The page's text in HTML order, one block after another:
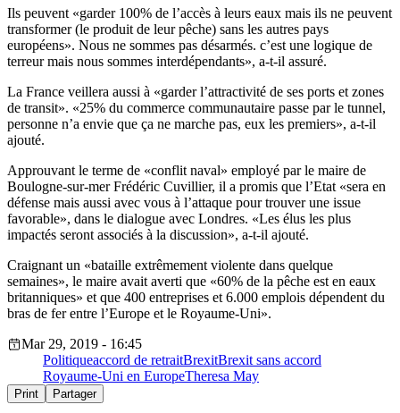
Ils peuvent «garder 100% de l’accès à leurs eaux mais ils ne peuvent
transformer (le produit de leur pêche) sans les autres pays
européens». Nous ne sommes pas désarmés. c’est une logique de
terreur mais nous sommes interdépendants», a-t-il assuré.
La France veillera aussi à «garder l’attractivité de ses ports et zones
de transit». «25% du commerce communautaire passe par le tunnel,
personne n’a envie que ça ne marche pas, eux les premiers», a-t-il
ajouté.
Approuvant le terme de «conflit naval» employé par le maire de
Boulogne-sur-mer Frédéric Cuvillier, il a promis que l’Etat «sera en
défense mais aussi avec vous à l’attaque pour trouver une issue
favorable», dans le dialogue avec Londres. «Les élus les plus
impactés seront associés à la discussion», a-t-il ajouté.
Craignant un «bataille extrêmement violente dans quelque
semaines», le maire avait averti que «60% de la pêche est en eaux
britanniques» et que 400 entreprises et 6.000 emplois dépendent du
bras de fer entre l’Europe et le Royaume-Uni».
Mar 29, 2019 - 16:45
Politiqueaccord de retraitBrexitBrexit sans accord
Royaume-Uni en EuropeTheresa May
Print Partager